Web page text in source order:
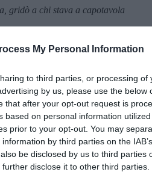
My Personal Information
to third parties, or processing of
by us, please use the below
that after your opt-out request is
based on personal information
prior to your opt-out. You may
by third parties on the
be disclosed by us to third parties
disclose it to other third parties.
gridò a chi stava a capotavola
ci vede, adesso, sì.
gli astanti.
non è bello il mio lupo?".
Clapton (musicalmente più tecnico
fratello di usare la moglie:
che tu mi abbia intralciato la via.
e la sua donna è libera.